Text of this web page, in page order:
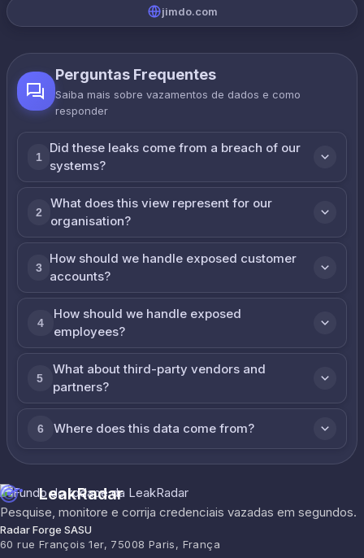
jimdo.com
Perguntas Frequentes
Saiba mais sobre vazamentos de dados e como
responder
1
Did these leaks come from a breach of our
systems?
2
What does this view represent for our
organisation?
3
How should we handle exposed customer
accounts?
4
How should we handle exposed
employees?
5
What about third-party vendors and
partners?
6 Where does this data come from?
LeakRadar
Pesquise, monitore e corrija credenciais vazadas em segundos.
Radar Forge SASU
60 rue François 1er, 75008 Paris, França